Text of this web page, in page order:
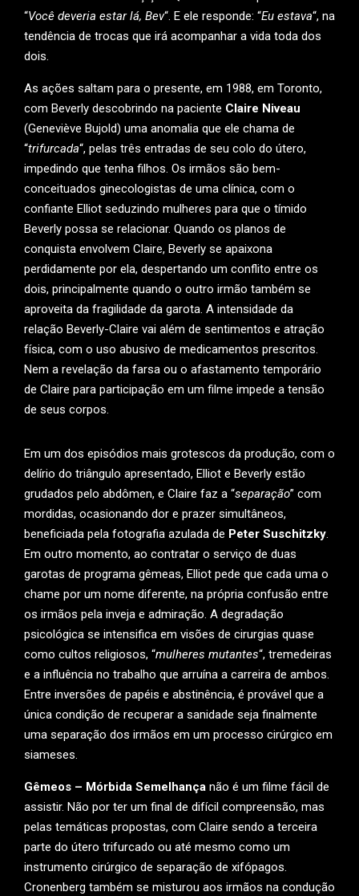
“Você deveria estar lá, Bev“. E ele responde: “Eu estava“, na
tendência de trocas que irá acompanhar a vida toda dos
dois.
As ações saltam para o presente, em 1988, em Toronto,
com Beverly descobrindo na paciente Claire Niveau
(Geneviève Bujold) uma anomalia que ele chama de
“trifurcada“, pelas três entradas de seu colo do útero,
impedindo que tenha filhos. Os irmãos são bem-
conceituados ginecologistas de uma clínica, com o
confiante Elliot seduzindo mulheres para que o tímido
Beverly possa se relacionar. Quando os planos de
conquista envolvem Claire, Beverly se apaixona
perdidamente por ela, despertando um conflito entre os
dois, principalmente quando o outro irmão também se
aproveita da fragilidade da garota. A intensidade da
relação Beverly-Claire vai além de sentimentos e atração
física, com o uso abusivo de medicamentos prescritos.
Nem a revelação da farsa ou o afastamento temporário
de Claire para participação em um filme impede a tensão
de seus corpos.
Em um dos episódios mais grotescos da produção, com o
delírio do triângulo apresentado, Elliot e Beverly estão
grudados pelo abdômen, e Claire faz a “separação” com
mordidas, ocasionando dor e prazer simultâneos,
beneficiada pela fotografia azulada de Peter Suschitzky.
Em outro momento, ao contratar o serviço de duas
garotas de programa gêmeas, Elliot pede que cada uma o
chame por um nome diferente, na própria confusão entre
os irmãos pela inveja e admiração. A degradação
psicológica se intensifica em visões de cirurgias quase
como cultos religiosos, “mulheres mutantes“, tremedeiras
e a influência no trabalho que arruína a carreira de ambos.
Entre inversões de papéis e abstinência, é provável que a
única condição de recuperar a sanidade seja finalmente
uma separação dos irmãos em um processo cirúrgico em
siameses.
Gêmeos – Mórbida Semelhança não é um filme fácil de
assistir. Não por ter um final de difícil compreensão, mas
pelas temáticas propostas, com Claire sendo a terceira
parte do útero trifurcado ou até mesmo como um
instrumento cirúrgico de separação de xifópagos.
Cronenberg também se misturou aos irmãos na condução